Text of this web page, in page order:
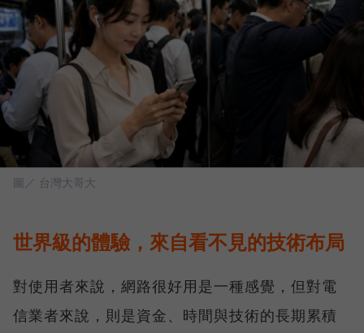
圖／ 台灣大哥大
世界級的體驗，來自看不見的技術布局
對使用者來說，網路很好用是一種感覺，但對電
信業者來說，則是資金、時間與技術的長期累積